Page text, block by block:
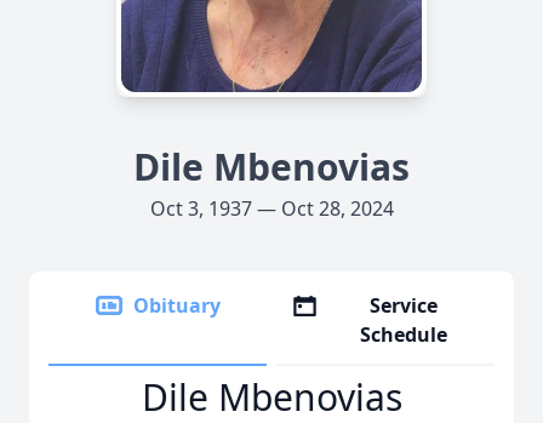
Dile Mbenovias
Oct 3, 1937 — Oct 28, 2024
Obituary
Service
Schedule
Dile Mbenovias